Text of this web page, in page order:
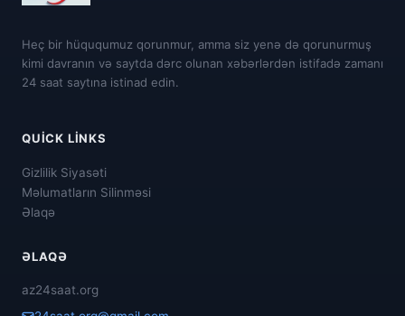
Heç bir hüququmuz qorunmur, amma siz yenə də qorunurmuş
kimi davranın və saytda dərc olunan xəbərlərdən istifadə zamanı
24 saat saytına istinad edin.
QUICK LINKS
Gizlilik Siyasəti
Məlumatların Silinməsi
Əlaqə
ƏLAQƏ
az24saat.org